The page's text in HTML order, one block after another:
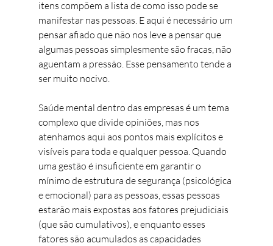
itens compõem a lista de como isso pode se
manifestar nas pessoas. E aqui é necessário um
pensar afiado que não nos leve a pensar que
algumas pessoas simplesmente são fracas, não
aguentam a pressão. Esse pensamento tende a
ser muito nocivo.
Saúde mental dentro das empresas é um tema
complexo que divide opiniões, mas nos
atenhamos aqui aos pontos mais explícitos e
visíveis para toda e qualquer pessoa. Quando
uma gestão é insuficiente em garantir o
mínimo de estrutura de segurança (psicológica
e emocional) para as pessoas, essas pessoas
estarão mais expostas aos fatores prejudiciais
(que são cumulativos), e enquanto esses
fatores são acumulados as capacidades